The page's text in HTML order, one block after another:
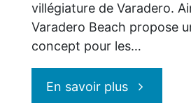
villégiature de Varadero.
Varadero Beach propose
concept pour les…
En savoir plus"Le